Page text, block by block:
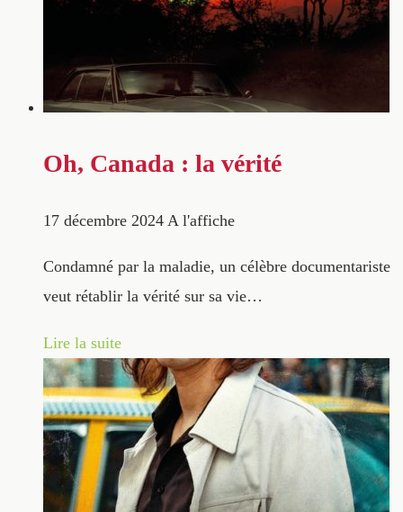
Oh, Canada : la vérité
17 décembre 2024 A l'affiche
Condamné par la maladie, un célèbre documentariste
veut rétablir la vérité sur sa vie…
Lire la suite